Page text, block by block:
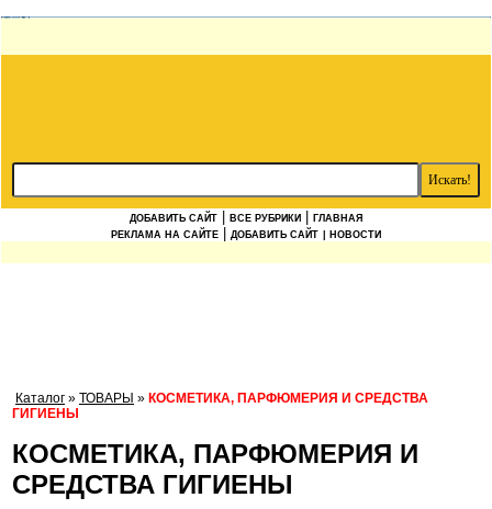
ДОБАВИТЬ САЙТ ВСЕ РУБРИКИ
ГЛАВНАЯ
РЕКЛАМА НА САЙТЕ
ДОБАВИТЬ САЙТ | НОВОСТИ
Каталог » ТОВАРЫ » КОСМЕТИКА, ПАРФЮМЕРИЯ И СРЕДСТВА
ГИГИЕНЫ
КОСМЕТИКА, ПАРФЮМЕРИЯ И
СРЕДСТВА ГИГИЕНЫ